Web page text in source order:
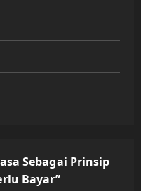
Sebagai Prinsip
Bayar”